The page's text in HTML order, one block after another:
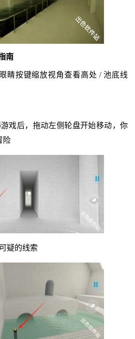
南
睛按键缩放视角查看高处 / 池底线
戏后，拖动左侧轮盘开始移动，你
险
疑的线索